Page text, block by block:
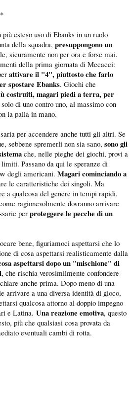
esteso uso di Ebanks in un ruolo
della squadra, presuppongono un
sicuramente non per ora e forse mai.
della prima giornata di Mecacci:
attivare il "4", piuttosto che farlo
spostare Ebanks. Giochi che
costruiti, magari piedi a terra, per
di uno contro uno, al massimo con
la palla in mano.
per accendere anche tutti gli altri. Se
sebbene spremerli non sia sano, sono gli
che, nelle pieghe dei giochi, provi a
Passano da qui le speranze di
degli americani. Magari cominciando a
le caratteristiche dei singoli. Ma
a qualcosa del genere in tempi rapidi,
ragionevolmente dovranno arrivare
per proteggere le pecche di un
bene, figuriamoci aspettarsi che lo
di cosa aspettarsi realisticamente dalla
aspettarsi dopo un "mischione" di
, che rischia verosimilmente confondere
anche prima. Dopo meno di una
arrivare a una diversa identità di gioco,
qualcosa attorno al doppio impegno
e Latina. Una reazione emotiva, questo
più che qualsiasi cosa provata da
eventuali cambi di rotta.